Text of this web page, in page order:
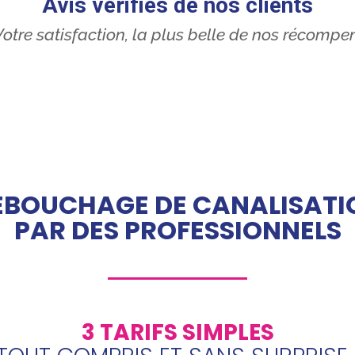
Avis vérifiés de nos clients
satisfaction, la plus belle de nos
DE
PAR DES PROFESSIONNELS
3 TARIFS SIMPLES